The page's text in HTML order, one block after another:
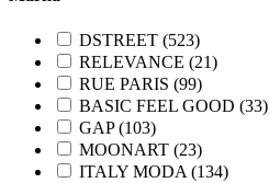
DSTREET (523)
RELEVANCE (21)
RUE PARIS (99)
BASIC FEEL GOOD (33)
GAP (103)
MOONART (23)
ITALY MODA (134)